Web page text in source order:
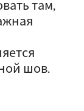
там,
шов.